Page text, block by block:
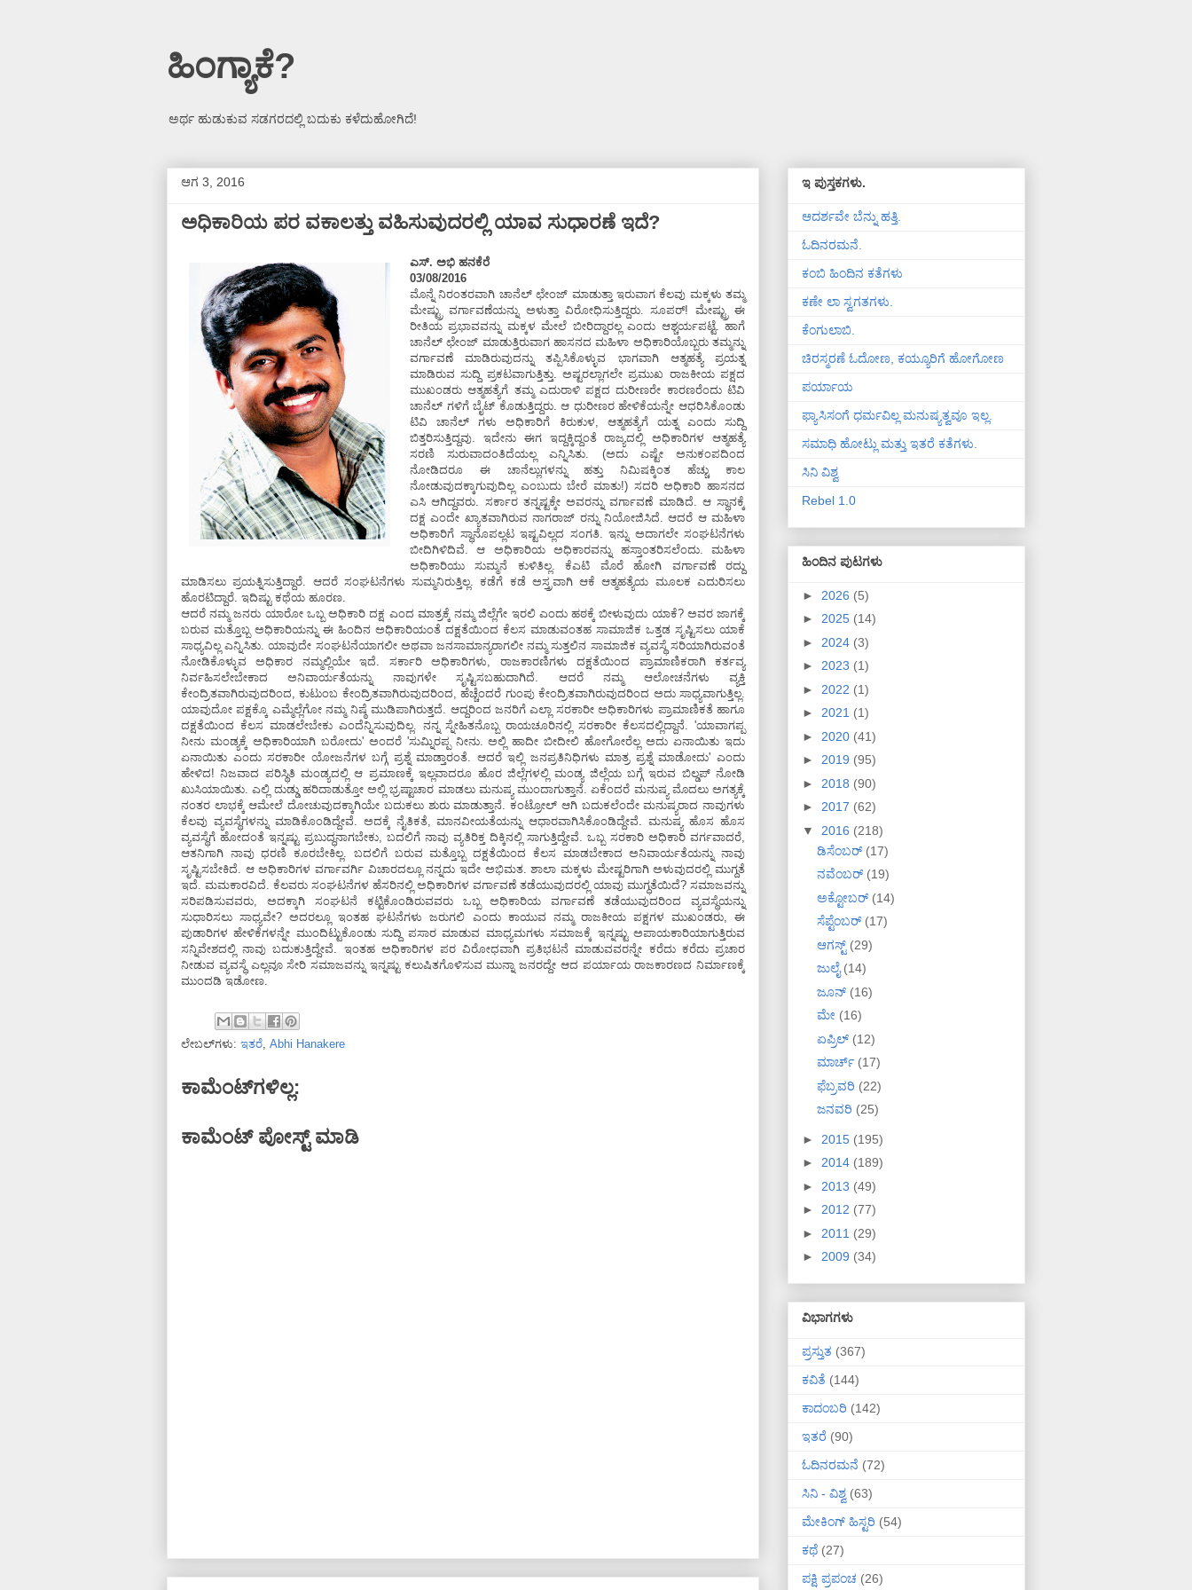
ಹಿಂಗ್ಯಾಕೆ?
ಅರ್ಥ ಹುಡುಕುವ ಸಡಗರದಲ್ಲಿ ಬದುಕು ಕಳೆದುಹೋಗಿದೆ!
ಆಗ 3, 2016
ಅಧಿಕಾರಿಯ ಪರ ವಕಾಲತ್ತು ವಹಿಸುವುದರಲ್ಲಿ ಯಾವ ಸುಧಾರಣೆ ಇದೆ?
ಎಸ್. ಅಭಿ ಹನಕೆರೆ
03/08/2016
ಮೊನ್ನೆ ನಿರಂತರವಾಗಿ ಚಾನೆಲ್ ಛೇಂಜ್ ಮಾಡುತ್ತಾ ಇರುವಾಗ ಕೆಲವು ಮಕ್ಕಳು ತಮ್ಮ
ಮೇಷ್ಟ್ರು ವರ್ಗಾವಣೆಯನ್ನು ಅಳುತ್ತಾ ವಿರೋಧಿಸುತ್ತಿದ್ದರು. ಸೂಪರ್! ಮೇಷ್ಟ್ರು ಈ
ರೀತಿಯ ಪ್ರಭಾವವನ್ನು ಮಕ್ಕಳ ಮೇಲೆ ಬೀರಿದ್ದಾರಲ್ಲ ಎಂದು ಆಶ್ಚರ್ಯಪಟ್ಟೆ. ಹಾಗೆ
ಚಾನೆಲ್ ಛೇಂಜ್ ಮಾಡುತ್ತಿರುವಾಗ ಹಾಸನದ ಮಹಿಳಾ ಅಧಿಕಾರಿಯೊಬ್ಬರು ತಮ್ಮನ್ನು
ವರ್ಗಾವಣೆ ಮಾಡಿರುವುದನ್ನು ತಪ್ಪಿಸಿಕೊಳ್ಳುವ ಭಾಗವಾಗಿ ಆತ್ಮಹತ್ಯೆ ಪ್ರಯತ್ನ
ಮಾಡಿರುವ ಸುದ್ದಿ ಪ್ರಕಟವಾಗುತ್ತಿತ್ತು. ಅಷ್ಟರಲ್ಲಾಗಲೇ ಪ್ರಮುಖ ರಾಜಕೀಯ ಪಕ್ಷದ
ಮುಖಂಡರು ಆತ್ಮಹತ್ಯೆಗೆ ತಮ್ಮ ಎದುರಾಳಿ ಪಕ್ಷದ ದುರೀಣರೇ ಕಾರಣರೆಂದು ಟಿವಿ
ಚಾನೆಲ್ ಗಳಿಗೆ ಬೈಟ್ ಕೊಡುತ್ತಿದ್ದರು. ಆ ಧುರೀಣರ ಹೇಳಿಕೆಯನ್ನೇ ಆಧರಿಸಿಕೊಂಡು
ಟಿವಿ ಚಾನೆಲ್ ಗಳು ಅಧಿಕಾರಿಗೆ ಕಿರುಕುಳ, ಆತ್ಮಹತ್ಯೆಗೆ ಯತ್ನ ಎಂದು ಸುದ್ದಿ
ಬಿತ್ತರಿಸುತ್ತಿದ್ದವು. ಇದೇನು ಈಗ ಇದ್ದಕ್ಕಿದ್ದಂತೆ ರಾಜ್ಯದಲ್ಲಿ ಅಧಿಕಾರಿಗಳ ಆತ್ಮಹತ್ಯೆ
ಸರಣಿ ಸುರುವಾದಂತಿದೆಯಲ್ಲ ಎನ್ನಿಸಿತು. (ಅದು ಎಷ್ಟೇ ಅನುಕಂಪದಿಂದ
ನೋಡಿದರೂ ಈ ಚಾನೆಲ್ಲುಗಳನ್ನು ಹತ್ತು ನಿಮಿಷಕ್ಕಿಂತ ಹೆಚ್ಚು ಕಾಲ
ನೋಡುವುದಕ್ಕಾಗುವುದಿಲ್ಲ ಎಂಬುದು ಬೇರೆ ಮಾತು!) ಸದರಿ ಅಧಿಕಾರಿ ಹಾಸನದ
ಎಸಿ ಆಗಿದ್ದವರು. ಸರ್ಕಾರ ತನ್ನಷ್ಟಕ್ಕೇ ಅವರನ್ನು ವರ್ಗಾವಣೆ ಮಾಡಿದೆ. ಆ ಸ್ಥಾನಕ್ಕೆ
ದಕ್ಷ ಎಂದೇ ಖ್ಯಾತವಾಗಿರುವ ನಾಗರಾಜ್ ರನ್ನು ನಿಯೋಜಿಸಿದೆ. ಆದರೆ ಆ ಮಹಿಳಾ
ಅಧಿಕಾರಿಗೆ ಸ್ಥಾನೊಪಲ್ಲಟ ಇಷ್ಟವಿಲ್ಲದ ಸಂಗತಿ. ಇನ್ನು ಅದಾಗಲೇ ಸಂಘಟನೆಗಳು
ಬೀದಿಗಿಳಿದಿವೆ. ಆ ಅಧಿಕಾರಿಯ ಅಧಿಕಾರವನ್ನು ಹಸ್ತಾಂತರಿಸಲೆಂದು. ಮಹಿಳಾ
ಅಧಿಕಾರಿಯು ಸುಮ್ಮನೆ ಕುಳಿತಿಲ್ಲ. ಕೆಎಟಿ ಮೊರೆ ಹೋಗಿ ವರ್ಗಾವಣೆ ರದ್ದು
ಮಾಡಿಸಲು ಪ್ರಯತ್ನಿಸುತ್ತಿದ್ದಾರೆ. ಆದರೆ ಸಂಘಟನೆಗಳು ಸುಮ್ಮನಿರುತ್ತಿಲ್ಲ. ಕಡೆಗೆ ಕಡೆ ಅಸ್ತ್ರವಾಗಿ ಆಕೆ ಆತ್ಮಹತ್ಯೆಯ ಮೂಲಕ ಎದುರಿಸಲು
ಹೊರಟಿದ್ದಾರೆ. ಇದಿಷ್ಟು ಕಥೆಯ ಹೂರಣ.
ಆದರೆ ನಮ್ಮ ಜನರು ಯಾರೋ ಒಬ್ಬ ಅಧಿಕಾರಿ ದಕ್ಷ ಎಂದ ಮಾತ್ರಕ್ಕೆ ನಮ್ಮ ಜಿಲ್ಲೆಗೇ ಇರಲಿ ಎಂದು ಹಠಕ್ಕೆ ಬೀಳುವುದು ಯಾಕೆ? ಅವರ ಜಾಗಕ್ಕೆ
ಬರುವ ಮತ್ತೊಬ್ಬ ಅಧಿಕಾರಿಯನ್ನು ಈ ಹಿಂದಿನ ಅಧಿಕಾರಿಯಂತೆ ದಕ್ಷತೆಯಿಂದ ಕೆಲಸ ಮಾಡುವಂತಹ ಸಾಮಾಜಿಕ ಒತ್ತಡ ಸೃಷ್ಟಿಸಲು ಯಾಕೆ
ಸಾಧ್ಯವಿಲ್ಲ ಎನ್ನಿಸಿತು. ಯಾವುದೇ ಸಂಘಟನೆಯಾಗಲೀ ಅಥವಾ ಜನಸಾಮಾನ್ಯರಾಗಲೀ ನಮ್ಮ ಸುತ್ತಲಿನ ಸಾಮಾಜಿಕ ವ್ಯವಸ್ಥೆ ಸರಿಯಾಗಿರುವಂತೆ
ನೋಡಿಕೊಳ್ಳುವ ಅಧಿಕಾರ ನಮ್ಮಲ್ಲಿಯೇ ಇದೆ. ಸರ್ಕಾರಿ ಅಧಿಕಾರಿಗಳು, ರಾಜಕಾರಣಿಗಳು ದಕ್ಷತೆಯಿಂದ ಪ್ರಾಮಾಣಿಕರಾಗಿ ಕರ್ತವ್ಯ
ನಿರ್ವಹಿಸಲೇಬೇಕಾದ ಅನಿವಾರ್ಯತೆಯನ್ನು ನಾವುಗಳೇ ಸೃಷ್ಟಿಸಬಹುದಾಗಿದೆ. ಆದರೆ ನಮ್ಮ ಆಲೋಚನೆಗಳು ವ್ಯಕ್ತಿ
ಕೇಂದ್ರಿತವಾಗಿರುವುದರಿಂದ, ಕುಟುಂಬ ಕೇಂದ್ರಿತವಾಗಿರುವುದರಿಂದ, ಹೆಚ್ಚೆಂದರೆ ಗುಂಪು ಕೇಂದ್ರಿತವಾಗಿರುವುದರಿಂದ ಅದು ಸಾಧ್ಯವಾಗುತ್ತಿಲ್ಲ.
ಯಾವುದೋ ಪಕ್ಷಕ್ಕೊ ಎಮ್ಮೆಲ್ಲೆಗೋ ನಮ್ಮ ನಿಷ್ಠೆ ಮುಡಿಪಾಗಿರುತ್ತದೆ. ಆದ್ದರಿಂದ ಜನರಿಗೆ ಎಲ್ಲಾ ಸರಕಾರೀ ಅಧಿಕಾರಿಗಳು ಪ್ರಾಮಾಣಿಕತೆ ಹಾಗೂ
ದಕ್ಷತೆಯಿಂದ ಕೆಲಸ ಮಾಡಲೇಬೇಕು ಎಂದೆನ್ನಿಸುವುದಿಲ್ಲ. ನನ್ನ ಸ್ನೇಹಿತನೊಬ್ಬ ರಾಯಚೂರಿನಲ್ಲಿ ಸರಕಾರೀ ಕೆಲಸದಲ್ಲಿದ್ದಾನೆ. 'ಯಾವಾಗಪ್ಪ
ನೀನು ಮಂಡ್ಯಕ್ಕೆ ಅಧಿಕಾರಿಯಾಗಿ ಬರೋದು' ಅಂದರೆ 'ಸುಮ್ನಿರಪ್ಪ ನೀನು. ಅಲ್ಲಿ ಹಾದೀ ಬೀದೀಲಿ ಹೋಗೋರೆಲ್ಲ ಅದು ಏನಾಯಿತು ಇದು
ಏನಾಯಿತು ಎಂದು ಸರಕಾರೀ ಯೋಜನೆಗಳ ಬಗ್ಗೆ ಪ್ರಶ್ನೆ ಮಾಡ್ತಾರಂತೆ. ಆದರೆ ಇಲ್ಲಿ ಜನಪ್ರತಿನಿಧಿಗಳು ಮಾತ್ರ ಪ್ರಶ್ನೆ ಮಾಡೋದು' ಎಂದು
ಹೇಳಿದ! ನಿಜವಾದ ಪರಿಸ್ಥಿತಿ ಮಂಡ್ಯದಲ್ಲಿ ಆ ಪ್ರಮಾಣಕ್ಕೆ ಇಲ್ಲವಾದರೂ ಹೊರ ಜಿಲ್ಲೆಗಳಲ್ಲಿ ಮಂಡ್ಯ ಜಿಲ್ಲೆಯ ಬಗ್ಗೆ ಇರುವ ಬಿಲ್ಡಪ್ ನೋಡಿ
ಖುಸಿಯಾಯಿತು. ಎಲ್ಲಿ ದುಡ್ಡು ಹರಿದಾಡುತ್ತೋ ಅಲ್ಲಿ ಭ್ರಷ್ಟಾಚಾರ ಮಾಡಲು ಮನುಷ್ಯ ಮುಂದಾಗುತ್ತಾನೆ. ಏಕೆಂದರೆ ಮನುಷ್ಯ ಮೊದಲು ಅಗತ್ಯಕ್ಕೆ
ನಂತರ ಲಾಭಕ್ಕೆ ಆಮೇಲೆ ದೋಚುವುದಕ್ಕಾಗಿಯೇ ಬದುಕಲು ಶುರು ಮಾಡುತ್ತಾನೆ. ಕಂಟ್ರೋಲ್ ಆಗಿ ಬದುಕಲೆಂದೇ ಮನುಷ್ಯರಾದ ನಾವುಗಳು
ಕೆಲವು ವ್ಯವಸ್ಥೆಗಳನ್ನು ಮಾಡಿಕೊಂಡಿದ್ದೇವೆ. ಅದಕ್ಕೆ ನೈತಿಕತೆ, ಮಾನವೀಯತೆಯನ್ನು ಆಧಾರವಾಗಿಸಿಕೊಂಡಿದ್ದೇವೆ. ಮನುಷ್ಯ ಹೊಸ ಹೊಸ
ವ್ಯವಸ್ಥೆಗೆ ಹೋದಂತೆ ಇನ್ನಷ್ಟು ಪ್ರಬುದ್ಧನಾಗಬೇಕು, ಬದಲಿಗೆ ನಾವು ವ್ಯತಿರಿಕ್ತ ದಿಕ್ಕಿನಲ್ಲಿ ಸಾಗುತ್ತಿದ್ದೇವೆ. ಒಬ್ಬ ಸರಕಾರಿ ಅಧಿಕಾರಿ ವರ್ಗವಾದರೆ,
ಆತನಿಗಾಗಿ ನಾವು ಧರಣಿ ಕೂರಬೇಕಿಲ್ಲ. ಬದಲಿಗೆ ಬರುವ ಮತ್ತೊಬ್ಬ ದಕ್ಷತೆಯಿಂದ ಕೆಲಸ ಮಾಡಬೇಕಾದ ಅನಿವಾರ್ಯತೆಯನ್ನು ನಾವು
ಸೃಷ್ಟಿಸಬೇಕಿದೆ. ಆ ಅಧಿಕಾರಿಗಳ ವರ್ಗಾವರ್ಗಿ ವಿಚಾರದಲ್ಲೂ ನನ್ನದು ಇದೇ ಅಭಿಮತ. ಶಾಲಾ ಮಕ್ಕಳು ಮೇಷ್ಟರಿಗಾಗಿ ಅಳುವುದರಲ್ಲಿ ಮುಗ್ದತೆ
ಇದೆ. ಮಮಕಾರವಿದೆ. ಕೆಲವರು ಸಂಘಟನೆಗಳ ಹೆಸರಿನಲ್ಲಿ ಅಧಿಕಾರಿಗಳ ವರ್ಗಾವಣೆ ತಡೆಯುವುದರಲ್ಲಿ ಯಾವು ಮುಗ್ಧತೆಯಿದೆ? ಸಮಾಜವನ್ನು
ಸರಿಪಡಿಸುವವರು, ಅದಕ್ಕಾಗಿ ಸಂಘಟನೆ ಕಟ್ಟಿಕೊಂಡಿರುವವರು ಒಬ್ಬ ಅಧಿಕಾರಿಯ ವರ್ಗಾವಣೆ ತಡೆಯುವುದರಿಂದ ವ್ಯವಸ್ಥೆಯನ್ನು
ಸುಧಾರಿಸಲು ಸಾಧ್ಯವೇ? ಅದರಲ್ಲೂ ಇಂತಹ ಘಟನೆಗಳು ಜರುಗಲಿ ಎಂದು ಕಾಯುವ ನಮ್ಮ ರಾಜಕೀಯ ಪಕ್ಷಗಳ ಮುಖಂಡರು, ಈ
ಪುಡಾರಿಗಳ ಹೇಳಿಕೆಗಳನ್ನೇ ಮುಂದಿಟ್ಟುಕೊಂಡು ಸುದ್ದಿ ಪಸಾರ ಮಾಡುವ ಮಾಧ್ಯಮಗಳು ಸಮಾಜಕ್ಕೆ ಇನ್ನಷ್ಟು ಅಪಾಯಕಾರಿಯಾಗುತ್ತಿರುವ
ಸನ್ನಿವೇಶದಲ್ಲಿ ನಾವು ಬದುಕುತ್ತಿದ್ದೇವೆ. ಇಂತಹ ಅಧಿಕಾರಿಗಳ ಪರ ವಿರೋಧವಾಗಿ ಪ್ರತಿಭಟನೆ ಮಾಡುವವರನ್ನೇ ಕರೆದು ಕರೆದು ಪ್ರಚಾರ
ನೀಡುವ ವ್ಯವಸ್ಥೆ ಎಲ್ಲವೂ ಸೇರಿ ಸಮಾಜವನ್ನು ಇನ್ನಷ್ಟು ಕಲುಷಿತಗೊಳಿಸುವ ಮುನ್ನಾ ಜನರದ್ದೇ ಆದ ಪರ್ಯಾಯ ರಾಜಕಾರಣದ ನಿರ್ಮಾಣಕ್ಕೆ
ಮುಂದಡಿ ಇಡೋಣ.
ಲೇಬಲ್‌ಗಳು: ಇತರೆ, Abhi Hanakere
ಕಾಮೆಂಟ್‌ಗಳಿಲ್ಲ:
ಕಾಮೆಂಟ್‌‌ ಪೋಸ್ಟ್‌ ಮಾಡಿ
ಇ ಪುಸ್ತಕಗಳು.
ಆದರ್ಶವೇ ಬೆನ್ನು ಹತ್ತಿ.
ಓದಿನರಮನೆ.
ಕಂಬಿ ಹಿಂದಿನ ಕತೆಗಳು
ಕಣೇ ಲಾ ಸ್ವಗತಗಳು.
ಕೆಂಗುಲಾಬಿ.
ಚಿರಸ್ಮರಣೆ ಓದೋಣ, ಕಯ್ಯೂರಿಗೆ ಹೋಗೋಣ
ಪರ್ಯಾಯ
ಫ್ಯಾಸಿಸಂಗೆ ಧರ್ಮವಿಲ್ಲ ಮನುಷ್ಯತ್ವವೂ ಇಲ್ಲ.
ಸಮಾಧಿ ಹೋಟ್ಲು ಮತ್ತು ಇತರೆ ಕತೆಗಳು.
ಸಿನಿ ವಿಶ್ವ
Rebel 1.0
ಹಿಂದಿನ ಪುಟಗಳು
► 2026 (5)
► 2025 (14)
► 2024 (3)
► 2023 (1)
► 2022 (1)
► 2021 (1)
► 2020 (41)
► 2019 (95)
► 2018 (90)
► 2017 (62)
▼ 2016 (218)
ಡಿಸೆಂಬರ್ (17)
ನವೆಂಬರ್ (19)
ಅಕ್ಟೋಬರ್ (14)
ಸೆಪ್ಟೆಂಬರ್ (17)
ಆಗಸ್ಟ್ (29)
ಜುಲೈ(14)
ಜೂನ್ (16)
ಮೇ (16)
ಏಪ್ರಿಲ್ (12)
ಮಾರ್ಚ್ (17)
ಫೆಬ್ರವರಿ (22)
ಜನವರಿ (25)
► 2015 (195)
► 2014 (189)
► 2013 (49)
► 2012 (77)
► 2011 (29)
► 2009 (34)
ವಿಭಾಗಗಳು
ಪ್ರಸ್ತುತ (367)
ಕವಿತೆ (144)
ಕಾದಂಬರಿ (142)
ಇತರೆ (90)
ಓದಿನರಮನೆ (72)
ಸಿನಿ - ವಿಶ್ವ (63)
ಮೇಕಿಂಗ್ ಹಿಸ್ಟರಿ (54)
ಕಥೆ (27)
ಪಕ್ಷಿ ಪ್ರಪಂಚ (26)